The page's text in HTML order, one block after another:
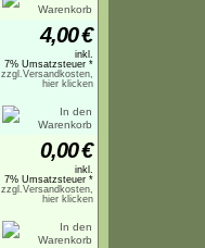
4,00€
inkl.
7% Umsatzsteuer *
zzgl.Versandkosten,
hier klicken
0,00€
inkl.
7% Umsatzsteuer *
zzgl.Versandkosten,
hier klicken